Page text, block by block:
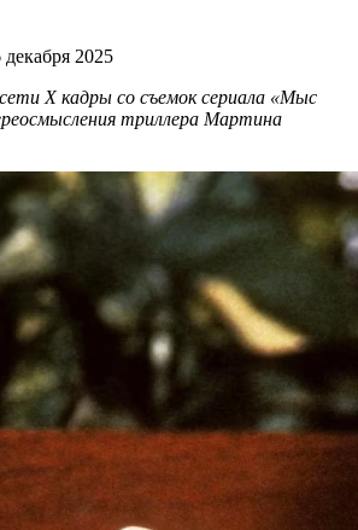
декабря 2025
Х кадры со съемок сериала «Мыс
триллера Мартина